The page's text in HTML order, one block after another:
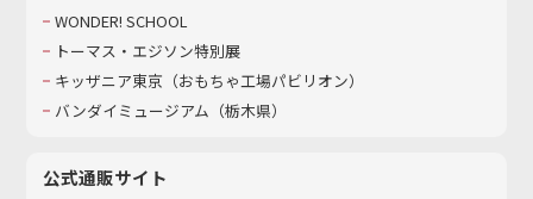
WONDER! SCHOOL
トーマス・エジソン特別展
キッザニア東京（おもちゃ工場パビリオン）​
バンダイミュージアム（栃木県）
公式通販サイト